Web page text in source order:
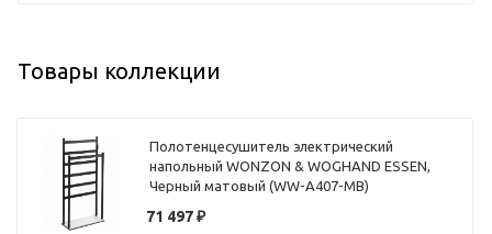
Товары коллекции
Полотенцесушитель электрический
напольный WONZON & WOGHAND ESSEN,
Черный матовый (WW-A407-MB)
71 497₽